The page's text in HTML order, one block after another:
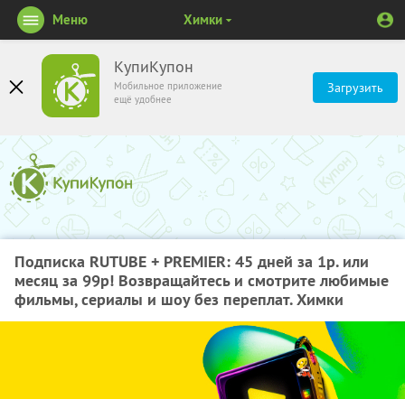
КупиКупон
Мобильное приложение
ещё удобнее
Загрузить
Меню Химки
Подписка RUTUBE + PREMIER: 45 дней за 1р. или
месяц за 99р! Возвращайтесь и смотрите любимые
фильмы, сериалы и шоу без переплат. Химки